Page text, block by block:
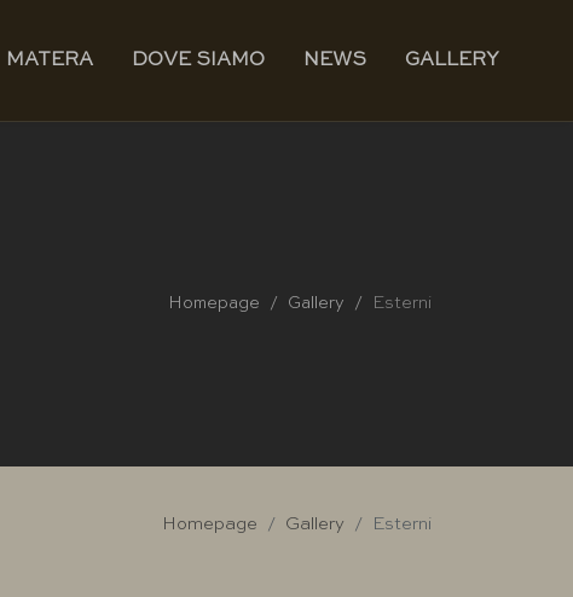
MATERA DOVE SIAMO NEWS GALLERY
Homepage Gallery Esterni
Homepage Gallery Esterni